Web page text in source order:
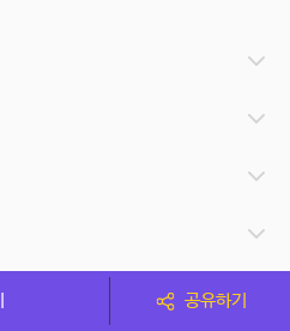
공유하기